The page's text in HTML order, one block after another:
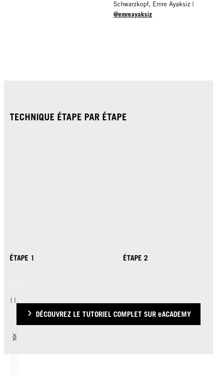
Schwarzkopf, Emre Ayaksiz |
@emreayaksiz
TECHNIQUE ÉTAPE PAR ÉTAPE
ÉTAPE 1 ÉTAPE 2
DÉCOUVREZ LE TUTORIEL COMPLET SUR eACADEMY